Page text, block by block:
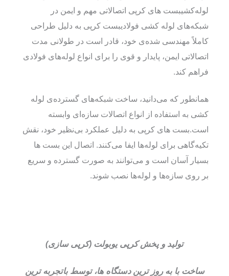
لوله‌کشیبست های کرپی اتصالاتی مهم و ایمن در
شبکه‌های لوله‌ کشی فولادیبست کرپی به دلیل طراحی
کاملاً مهندسی شده‌ی خود، قادر است در طولانی‌ مدت
اتصالاتی ایمن، پایدار و قوی را برای انواع لوله‌های فولادی
فراهم کند.
همانطور که می‌دانید، ساخت شبکه‌های گسترده‌ی لوله‌
کشی به استفاده از انواع اتصالات سازه‌ای وابسته
است.بست های کرپی به دلیل عملکرد بی‌نظیر خود، نقش
تکیه‌گاهی برای لوله‌ها ایفا می‌کنند. اتصال این بست ها
بسیار آسان است و می‌توانند به صورت گسترده و سریع
بر روی سازه‌ها و لوله‌ها نصب شوند.
تولید و پخش کرپی یوبولت (کرپی سازی)
ساخت با به روز ترین دستگاه ها، توسط باتجربه ترین